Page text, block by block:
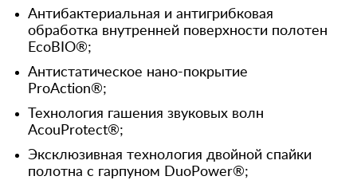
Антибактериальная и антигрибковая
обработка внутренней поверхности полотен
EcoBIO®;
Антистатическое нано-покрытие
ProAction®;
Технология гашения звуковых волн
AcouProtect®;
Эксклюзивная технология двойной спайки
полотна с гарпуном DuoPower®;